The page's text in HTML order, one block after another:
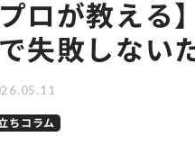
プロが教え
失敗しない
ちコラム